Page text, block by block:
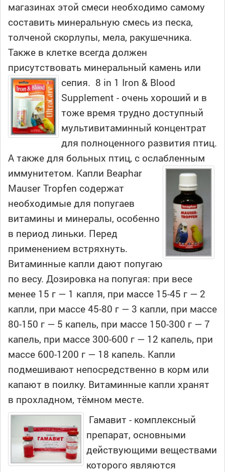
магазинах этой смеси необходимо самому
составить минеральную смесь из песка,
толченой скорлупы, мела, ракушечника.
Также в клетке всегда должен
присутствовать минеральный камень или
сепия. 8 in 1 Iron & Blood
Supplement - очень хороший и в
тоже время трудно доступный
мультивитаминный концентрат
для полноценного развития птиц.
А также для больных птиц, с ослабленным
иммунитетом. Капли Beaphar
Mauser Tropfen содержат
необходимые для попугаев
витамины и минералы, особенно
в период линьки. Перед
применением встряхнуть.
Витаминные капли дают попугаю
по весу. Дозировка на попугая: при весе
менее 15 г — 1 капля, при массе 15-45 г — 2
капли, при массе 45-80 г — 3 капли, при массе
80-150 г — 5 капель, при массе 150-300 г — 7
капель, при массе 300-600 г — 12 капель, при
массе 600-1200 г — 18 капель. Капли
подмешивают непосредственно в корм или
капают в поилку. Витаминные капли хранят
в прохладном, тёмном месте.
Гамавит - комплексный
препарат, основными
действующими веществами
которого являются